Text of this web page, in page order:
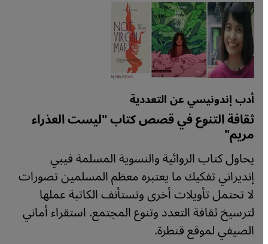
أدب إندونيسي عن التعددية
ثقافة التنوع في قصص كتاب "ليست العذراء
مريم"
يحاول كتاب الروائية والنسوية المسلمة فيبي
إنديراني تفكيك ما يعتبره معظم المسلمين تصورات
لا تحتمل تأويلات أخرى وتستأنف الكاتبة عملها
لترسيخ ثقافة التعدد وتنوع المجتمع. استقراء أماني
الصيفي لموقع قنطرة.